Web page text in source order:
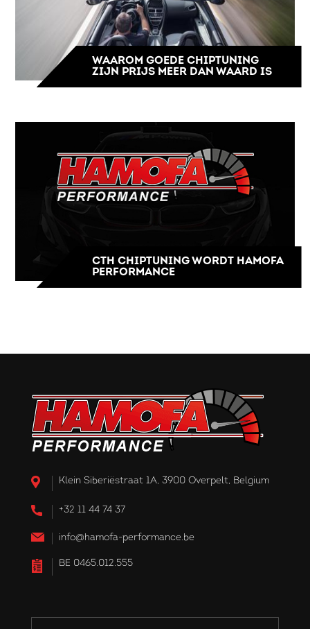
WAAROM GOEDE CHIPTUNING
ZIJN PRIJS MEER DAN WAARD IS
CTH CHIPTUNING WORDT HAMOFA
PERFORMANCE
Klein Siberiëstraat 1A, 3900 Overpelt, Belgium
+32 11 44 74 37
info@hamofa-performance.be
BE 0465.012.555